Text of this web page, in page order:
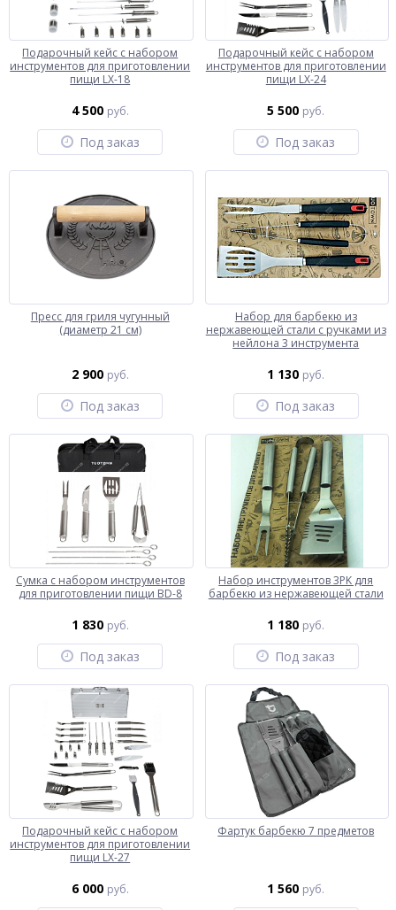
Подарочный кейс с набором
инструментов для приготовлении
пищи LX-18
4 500 руб.
Под заказ
Подарочный кейс с набором
инструментов для приготовлении
пищи LX-24
5 500 руб.
Под заказ
Пресс для гриля чугунный
(диаметр 21 см)
2 900 руб.
Под заказ
Набор для барбекю из
нержавеющей стали с ручками из
нейлона 3 инструмента
1 130 руб.
Под заказ
Сумка с набором инструментов
для приготовлении пищи BD-8
1 830 руб.
Под заказ
Набор инструментов 3PK для
барбекю из нержавеющей стали
1 180 руб.
Под заказ
Подарочный кейс с набором
инструментов для приготовлении
пищи LX-27
6 000 руб.
Фартук барбекю 7 предметов
1 560 руб.